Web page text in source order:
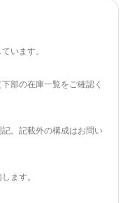
います。
部の在庫一覧をご確認く
。記載外の構成はお問い
ます。